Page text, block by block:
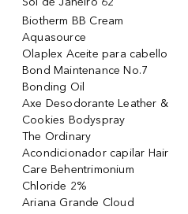
Biotherm BB Cream
Aquasource
Olaplex Aceite para cabello
Bond Maintenance No.7
Bonding Oil
Axe Desodorante Leather &
Cookies Bodyspray
The Ordinary
Acondicionador capilar Hair
Care Behentrimonium
Chloride 2%
Ariana Grande Cloud